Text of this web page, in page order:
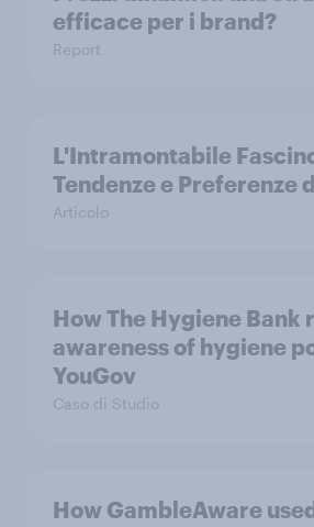
efficace per i brand?
Report
L'Intramontabile
Tendenze e Preferenze
Articolo
How The Hygiene Bank
awareness of hygiene
YouGov
Caso di Studio
How GambleAware